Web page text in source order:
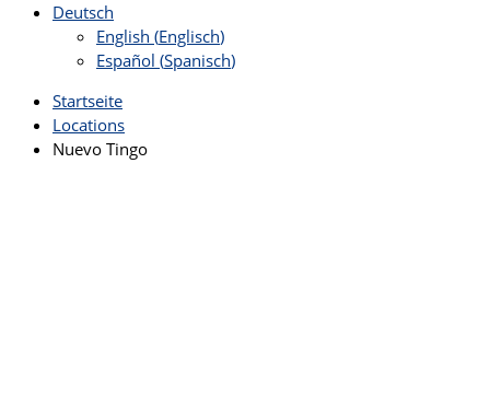
Deutsch
English (Englisch)
Español (Spanisch)
Startseite
Locations
Nuevo Tingo